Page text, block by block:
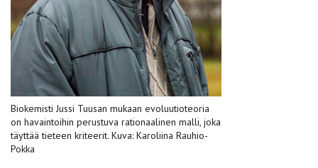
Biokemisti Jussi Tuusan mukaan evoluutioteoria
on havaintoihin perustuva rationaalinen malli, joka
täyttää tieteen kriteerit. Kuva: Karoliina Rauhio-
Pokka